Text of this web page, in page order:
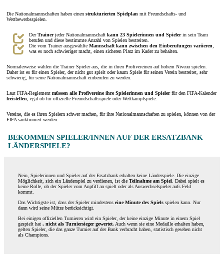
Die Nationalmannschaften haben einen strukturierten Spielplan mit Freundschafts- und
Wettbewerbsspielen.
DerTrainerjeder Nationalmannschaft kann 23 Spielerinnen und Spielerin sein Team
berufen und diese bestimmte Anzahl von Spielen bestreiten.
Die vom Trainer ausgewählte Mannschaft kann zwischen den Einberufungen variieren
was es noch schwieriger macht, einen sicheren Platz im Kader zu behalten.
Normalerweise wählen die Trainer Spieler aus, die in ihren Profivereinen auf hohem Niveau spielen.
Daher ist es für einen Spieler, der nicht gut spielt oder kaum Spiele für seinen Verein bestreitet, sehr
schwierig, für seine Nationalmannschaft einberufen zu werden.
Laut FIFA-Reglement müssen alle Profivereine ihre Spielerinnen und Spielerfür den FIFA-Kalender
freistellen , egal ob für offizielle Freundschaftsspiele oder Wettkampfspiele.
Vereine, die es ihren Spielern schwer machen, für ihre Nationalmannschaften zu spielen, können von der
FIFA sanktioniert werden.
BEKOMMEN SPIELER/INNEN AUF DER ERSATZBANK
LÄNDERSPIELE?
Nein, Spielerinnen und Spieler auf der Ersatzbank erhalten keine Länderspiele. Die einzige
Möglichkeit, sich ein Länderspiel zu verdienen, ist die Teilnahme am Spiel. Dabei spielt es
keine Rolle, ob der Spieler vom Anpfiff an spielt oder als Auswechselspieler aufs Feld
kommt.
Das Wichtigste ist, dass der Spieler mindestens eine Minute des Spielsspielen kann. Nur
dann wird seine Mütze berücksichtigt.
Bei einigen offiziellen Turnieren wird ein Spieler, der keine einzige Minute in einem Spiel
gespielt hat , nicht als Turniersieger gewertet. Auch wenn sie eine Medaille erhalten haben,
gelten Spieler, die das ganze Turnier auf der Bank verbracht haben, statistisch gesehen nicht
als Champions.